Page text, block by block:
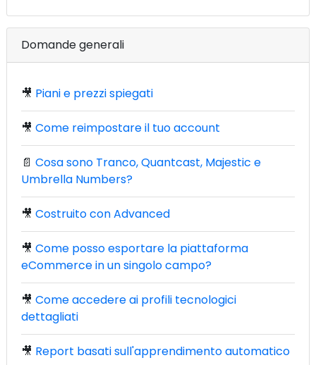
Domande generali
🎥 Piani e prezzi spiegati
🎥 Come reimpostare il tuo account
📄 Cosa sono Tranco, Quantcast, Majestic e
Umbrella Numbers?
🎥 Costruito con Advanced
🎥 Come posso esportare la piattaforma
eCommerce in un singolo campo?
🎥 Come accedere ai profili tecnologici
dettagliati
🎥 Report basati sull'apprendimento automatico